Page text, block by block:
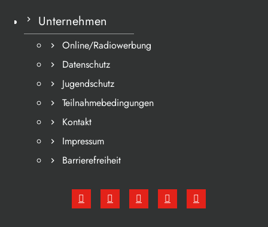
Unternehmen
Online/Radiowerbung
Datenschutz
Jugendschutz
Teilnahmebedingungen
Kontakt
Impressum
Barrierefreiheit